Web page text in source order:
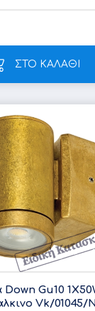
ΣΤΟ ΚΑΛΑΘΙ
Down Gu10
Vk/01045/